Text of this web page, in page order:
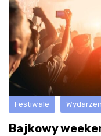
Festiwale
Bajkowy